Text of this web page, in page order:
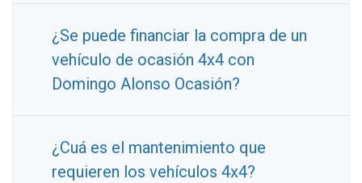
¿Se puede financiar la compra de un
vehículo de ocasión 4x4 con
Domingo Alonso Ocasión?
¿Cuá es el mantenimiento que
requieren los vehículos 4x4?